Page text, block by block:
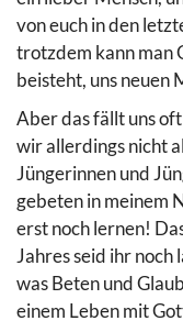
von euch in den
trotzdem kann man
beisteht, uns neuen
Aber das fällt uns
wir allerdings nicht
Jüngerinnen und
gebeten in meinem
erst noch lernen!
Jahres seid ihr noch
was Beten und
einem Leben mit